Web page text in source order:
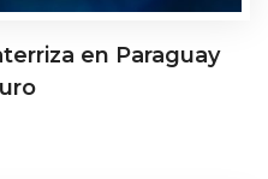
en Paraguay